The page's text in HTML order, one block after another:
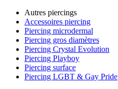
Autres piercings
Accessoires piercing
Piercing microdermal
Piercing gros diamètres
Piercing Crystal Evolution
Piercing Playboy
Piercing surface
Piercing LGBT & Gay Pride